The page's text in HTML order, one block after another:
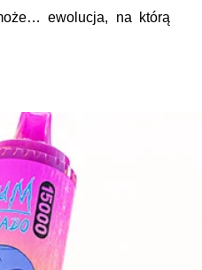
ewolucja, na którą